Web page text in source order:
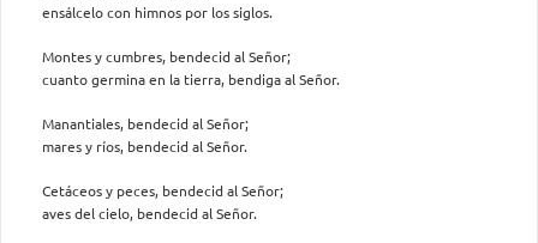
ensálcelo con himnos por los siglos.
Montes y cumbres, bendecid al Señor;
cuanto germina en la tierra, bendiga al Señor.
Manantiales, bendecid al Señor;
mares y ríos, bendecid al Señor.
Cetáceos y peces, bendecid al Señor;
aves del cielo, bendecid al Señor.